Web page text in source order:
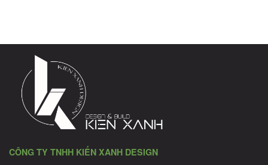
CÔNG TY TNHH KIẾN XANH DESIGN